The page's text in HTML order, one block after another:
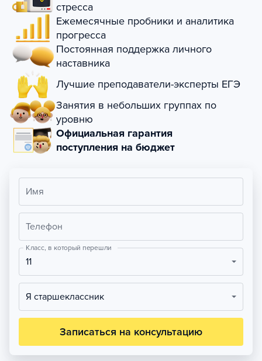
стресса
Ежемесячные пробники и аналитика
прогресса
Постоянная поддержка личного
наставника
Лучшие преподаватели-эксперты ЕГЭ
Занятия в небольших группах по
уровню
Официальная гарантия
поступления на бюджет
Имя
Телефон
Класс, в который перешли
11
Я старшеклассник
Записаться на консультацию